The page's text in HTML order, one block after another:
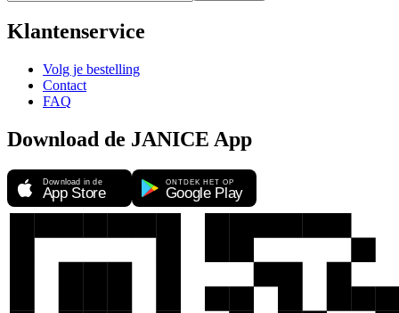
Klantenservice
Volg je bestelling
Contact
FAQ
Download de JANICE App